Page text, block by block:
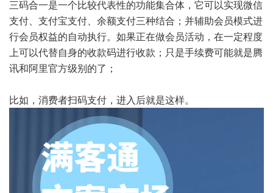
三码合一是一个比较代表性的功能集合体，它可以实现微信
支付、支付宝支付、余额支付三种结合；并辅助会员模式进
行会员权益的自动执行。如果正在做会员活动，在一定程度
上可以代替自身的收款码进行收款；只是手续费可能就是腾
讯和阿里官方级别的了；
比如，消费者扫码支付，进入后就是这样。